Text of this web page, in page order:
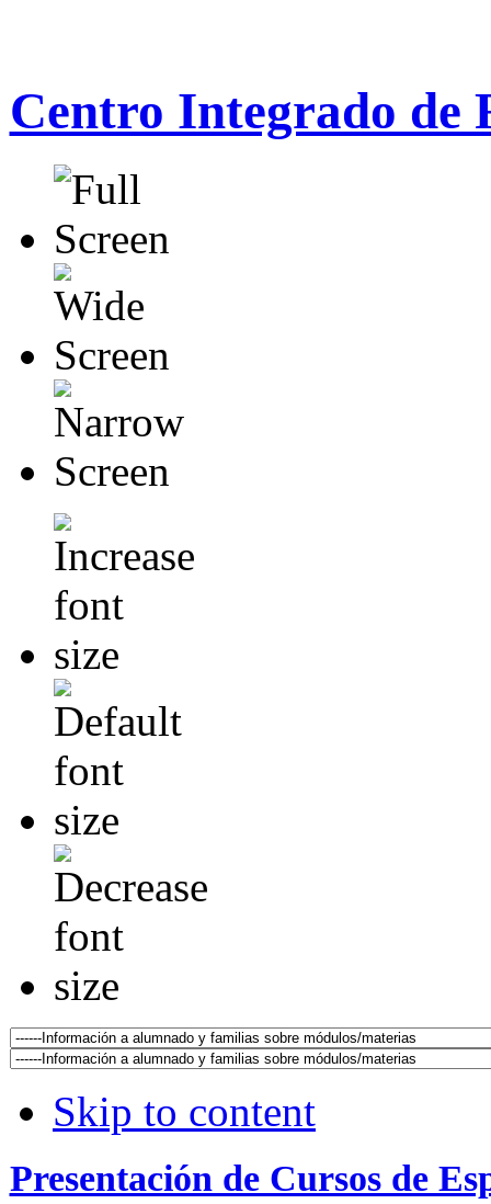
Centro Integrado de
Skip to content
Presentación de Cursos de